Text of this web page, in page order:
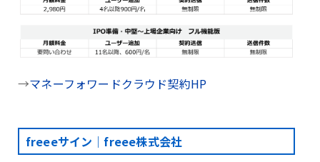
→マネーフォワードクラウド契約HP
freeeサイン｜freee株式会社